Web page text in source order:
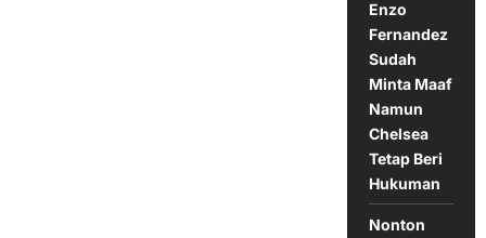
Enzo
Fernandez
Sudah
Minta Maaf
Namun
Chelsea
Tetap Beri
Hukuman
Nonton